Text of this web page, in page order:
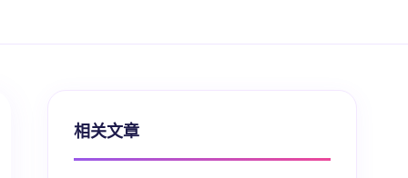
相关文章